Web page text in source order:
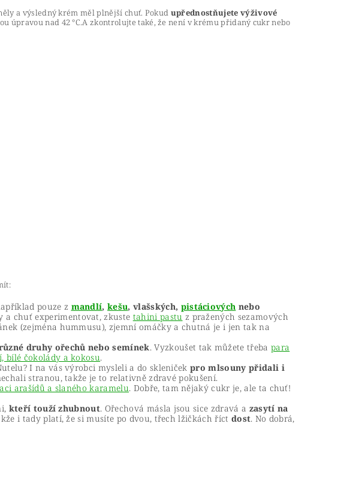
a výsledný krém měl plnější chuť. Pokud upřednostňujete výživové
úpravou nad 42 °C.A zkontrolujte také, že není v krému přidaný cukr nebo
pouze z mandlí,kešu, vlašských, pistáciových nebo
a chuť experimentovat, zkuste tahini pastu z pražených sezamových
(zejména hummusu), zjemní omáčky a chutná je i jen tak na
druhy ořechů nebo semínek. Vyzkoušet tak můžete třeba para
bílé čokolády a kokosu.
I na vás výrobci mysleli a do skleničekpro mlsouny přidali i
stranou, takže je to relativně zdravé pokušení.
arašídů a slaného karamelu. Dobře, tam nějaký cukr je, ale ta chuť!
kteří touží zhubnout. Ořechová másla jsou sice zdravá a zasytí na
i tady platí, že si musíte po dvou, třech lžičkách říct dost. No dobrá,